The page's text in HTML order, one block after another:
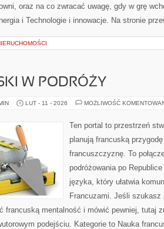
oraz na co zwracać uwagę, gdy w grę
i Technologie i innowacje. Na stronie
W PODRÓŻY
LUT - 11 - 2026 MOŻLIWOŚĆ
Ten portal to przestrzeń
planują francuską
francuszczyznę. To
podróżowania po
języka, który ułatwia
Francuzami. Jeśli szukasz
francuską mentalność i mówić pewniej, tutaj
podejściu. Kategorie to Nauka